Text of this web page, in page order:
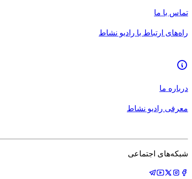
تماس با ما
راه‌های ارتباط با رادیو نشاط
درباره ما
معرفی رادیو نشاط
شبکه‌های اجتماعی